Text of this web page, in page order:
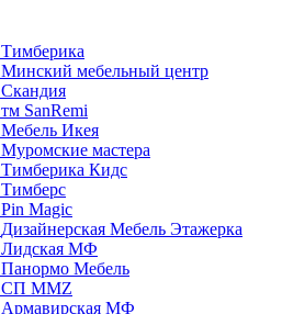
Тимберика
Минский мебельный центр
Скандия
тм SanRemi
Мебель Икея
Муромские мастера
Тимберика Кидс
Тимберс
Pin Magic
Дизайнерская Мебель Этажерка
Лидская МФ
Панормо Мебель
СП ММZ
Армавирская МФ